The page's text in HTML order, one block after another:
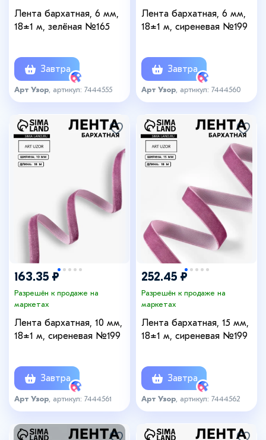
Лента бархатная, 6 мм,
18±1 м, зелёная №165
Завтра
Арт Узор , артикул: 7444555
Лента бархатная, 6 мм,
18±1 м, сиреневая №199
Завтра
Арт Узор , артикул: 7444560
163.35 ₽
Разрешён к продаже на
маркетах
Лента бархатная, 10 мм,
18±1 м, сиреневая №199
Завтра
Арт Узор , артикул: 7444561
252.45 ₽
Разрешён к продаже на
маркетах
Лента бархатная, 15 мм,
18±1 м, сиреневая №199
Завтра
Арт Узор , артикул: 7444562